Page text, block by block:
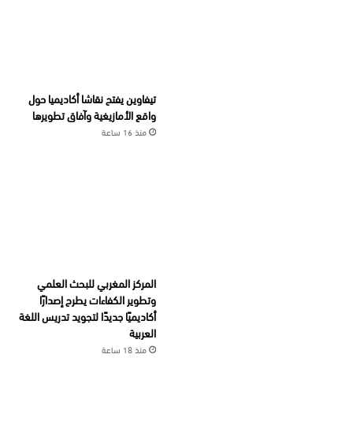
تيفاوين يفتح نقاشا أكاديميا حول
واقع الأمازيغية وآفاق تطويرها
منذ 16 ساعة
المركز المغربي للبحث العلمي
وتطوير الكفاءات يطرح إصدارًا
أكاديميًا جديدًا لتجويد تدريس اللغة
العربية
منذ 18 ساعة